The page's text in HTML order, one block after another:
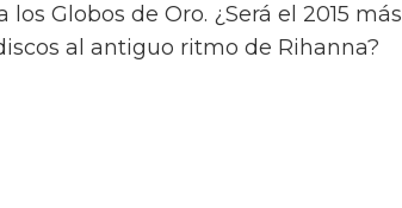
Globos de Oro. ¿Será el 2015 más
al antiguo ritmo de Rihanna?